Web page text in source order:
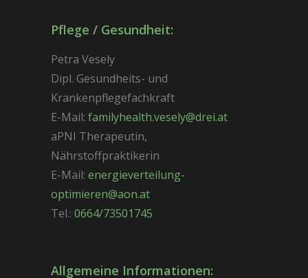
Pflege / Gesundheit:
Petra Vesely
Dipl. Gesundheits- und
Krankenpflegefachkraft
E-Mail: familyhealth.vesely@drei.at
aPNI Therapeutin,
Nährstoffpraktikerin
E-Mail: energieverteilung-
optimieren@aon.at
Tel.: 0664/73501745
Allgemeine Informationen: